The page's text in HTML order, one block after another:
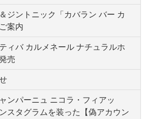
ジントニック「カバラン バー カ
案内
ィバ カルメネール ナチュラルホ
売
ンパーニュ ニコラ・フィアッ
スタグラムを装った【偽アカウン